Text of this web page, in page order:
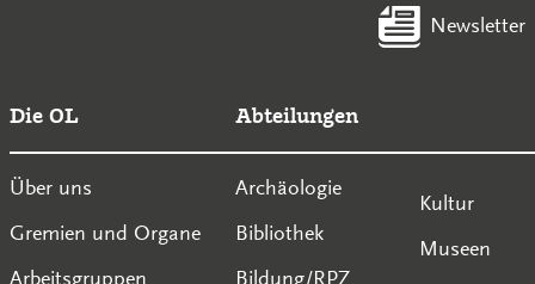
Newsletter
Die OL
Über uns
Gremien und Organe
Arbeitsgruppen
Abteilungen
Archäologie
Bibliothek
Bildung/RPZ
Kultur
Museen